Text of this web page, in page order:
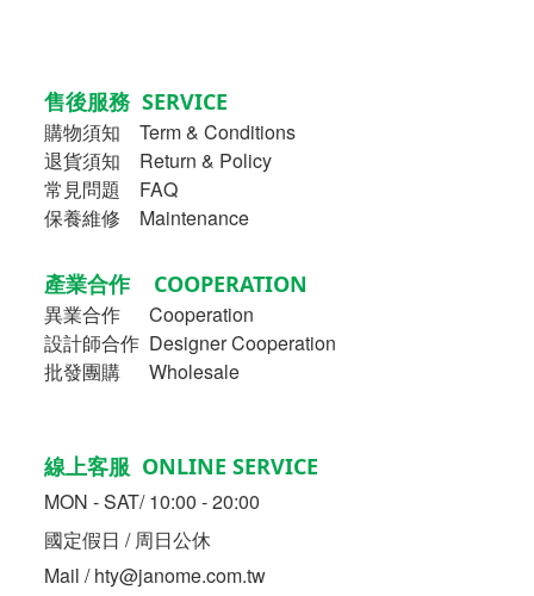
售後服務 SERVICE
購物須知
Term & Conditions
退貨須知 Return & Policy
常見問題 FAQ
保養維修 Maintenance
產業合作 COOPERATION
異業合作
Cooperation
設計師合作 Designer Cooperation
批發團購 Wholesale
線上客服 ONLINE SERVICE
MON - SAT/ 10:00 - 20:00
國定假日 / 周日公休
Mail / hty@janome.com.tw